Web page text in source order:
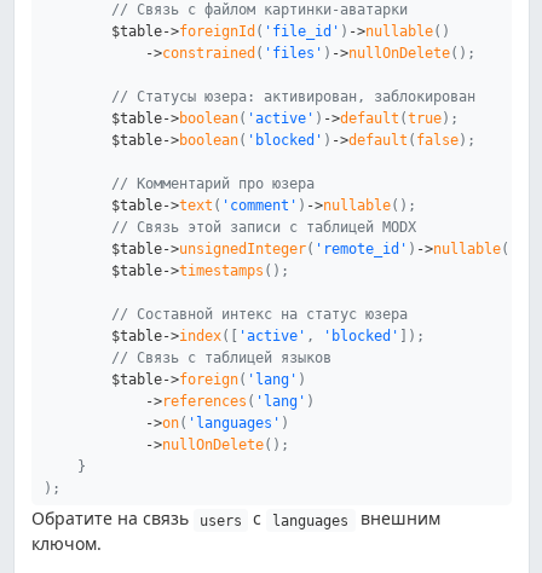
// Связь с файлом картинки-аватарки
$table->foreignId ( 'file_id' ) ->nullable( )
->constrained ( 'files' ) ->nullOnDelete( ) ;
// Статусы юзера: активирован, заблокирован
$table->boolean( 'active' ) ->default (true) ;
$table->boolean( 'blocked' ) ->default ( false) ;
// Комментарий про юзера
$table->text ( 'comment' ) ->nullable( ) ;
// Связь этой записи с таблицей MODX
$table->unsignedInteger( 'remote_id' ) ->nullable(
$table->timestamps ( ) ;
// Составной интекс на статус юзера
$table->index( 'active' , 'blocked' ) ;
// Связь с таблицей языков
$table->foreign( 'lang' )
->references ( 'lang' )
->on( 'languages' )
->nullOnDelete( ) ;
}
) ;
Обратите на связь users с languages
внешним
ключом.